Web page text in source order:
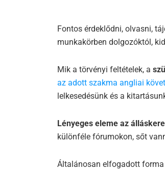
Fontos érdeklődni, olvasni,
munkakörben dolgozóktól,
Mik a törvényi feltételek, a
az adott szakma angliai
lelkesedésünk és a
Lényeges eleme az
különféle fórumokon, sőt
Általánosan elfogadott